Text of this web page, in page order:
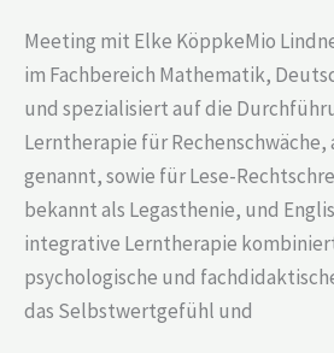
Meeting mit Elke KöppkeMio
im Fachbereich Mathematik,
und spezialisiert auf die
Lerntherapie für
genannt, sowie für Lese-
bekannt als Legasthenie, und
integrative Lerntherapie
psychologische und
das Selbstwertgefühl und